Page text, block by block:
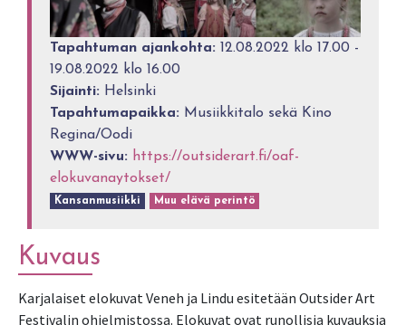
Tapahtuman ajankohta: 12.08.2022 klo 17.00 -
19.08.2022 klo 16.00
Sijainti: Helsinki
Tapahtumapaikka: Musiikkitalo sekä Kino
Regina/Oodi
WWW-sivu: https://outsiderart.fi/oaf-
elokuvanaytokset/
Kansanmusiikki Muu elävä perintö
Kuvaus
Karjalaiset elokuvat Veneh ja Lindu esitetään Outsider Art
Festivalin ohjelmistossa. Elokuvat ovat runollisia kuvauksia